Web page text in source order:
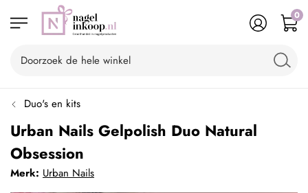
0
Duo's en kits
Urban Nails Gelpolish Duo Natural
Obsession
Merk: Urban Nails